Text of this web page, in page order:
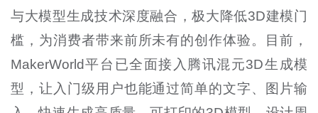
与大模型生成技术深度融合，极大降低3D建模门
槛，为消费者带来前所未有的创作体验。目前，
MakerWorld平台已全面接入腾讯混元3D生成模
型，让入门级用户也能通过简单的文字、图片输